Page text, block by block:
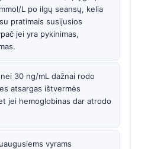
L po ilgų seansų, kelia
pratimais susijusios
jei yra pykinimas,
30 ng/mL dažnai rodo
atsargas ištvermės
jei hemoglobinas dar atrodo
vyrams